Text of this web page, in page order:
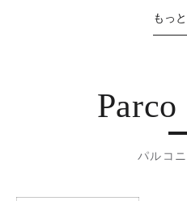
もっ
パルコ